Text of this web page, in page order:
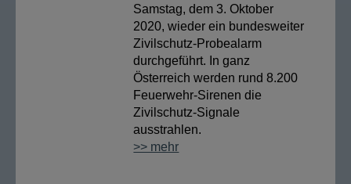
Samstag, dem 3. Oktober
2020, wieder ein bundesweiter
Zivilschutz-Probealarm
durchgeführt. In ganz
Österreich werden rund 8.200
Feuerwehr-Sirenen die
Zivilschutz-Signale
ausstrahlen.
>> mehr